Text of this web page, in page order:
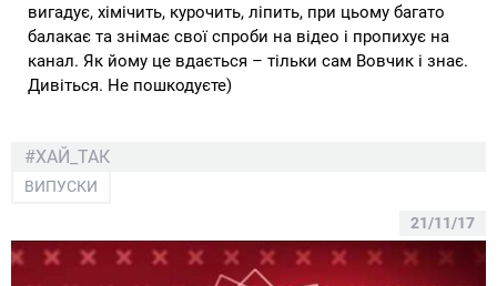
вигадує, хімічить, курочить, ліпить, при цьому багато
балакає та знімає свої спроби на відео і пропихує на
канал. Як йому це вдається – тільки сам Вовчик і знає.
Дивіться. Не пошкодуєте)
#ХАЙ_ТАК
ВИПУСКИ
21/11/17